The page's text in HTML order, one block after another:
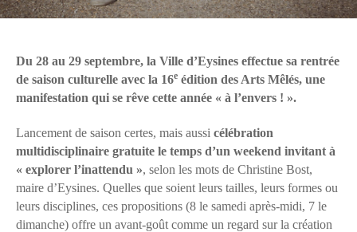
Du 28 au 29 septembre, la Ville d’Eysines effectue sa rentrée
de saison culturelle avec la 16e édition des Arts Mêlés, une
manifestation qui se rêve cette année « à l’envers ! ».
Lancement de saison certes, mais aussi célébration
multidisciplinaire gratuite le temps d’un weekend invitant à
« explorer l’inattendu », selon les mots de Christine Bost,
maire d’Eysines. Quelles que soient leurs tailles, leurs formes ou
leurs disciplines, ces propositions (8 le samedi après-midi, 7 le
dimanche) offre un avant-goût comme un regard sur la création